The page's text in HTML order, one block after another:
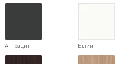
Антрацит Білий